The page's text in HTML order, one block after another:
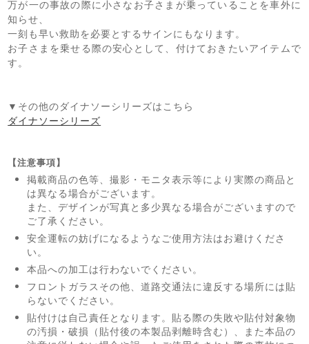
万が一の事故の際に小さなお子さまが乗っていることを車外に
知らせ、
一刻も早い救助を必要とするサインにもなります。
お子さまを乗せる際の安心として、付けておきたいアイテムで
す。
▼その他のダイナソーシリーズはこちら
ダイナソーシリーズ
【注意事項】
掲載商品の色等、撮影・モニタ表示等により実際の商品と
は異なる場合がございます。
また、デザインが写真と多少異なる場合がございますので
ご了承ください。
安全運転の妨げになるようなご使用方法はお避けくださ
い。
本品への加工は行わないでください。
フロントガラスその他、道路交通法に違反する場所には貼
らないでください。
貼付けは自己責任となります。貼る際の失敗や貼付対象物
の汚損・破損（貼付後の本製品剥離時含む）、また本品の